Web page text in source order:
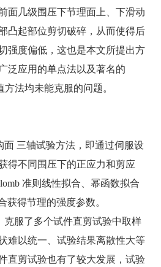
面几级围压下节理面上、下滑动
凸起部位剪切破碎，从而使得后
强度偏低，这也是本文所提出方
泛应用的单点法以及著名的
法均未能克服的问题。
面 三轴试验方法，即通过伺服设
得不同围压下的正应力和剪应
准则线性拟合、幂函数拟合
获得节理的强度参数。
克服了多个试件直剪试验中取样
难以统一、试验结果离散性大等
直剪试验也有了较大发展，试验